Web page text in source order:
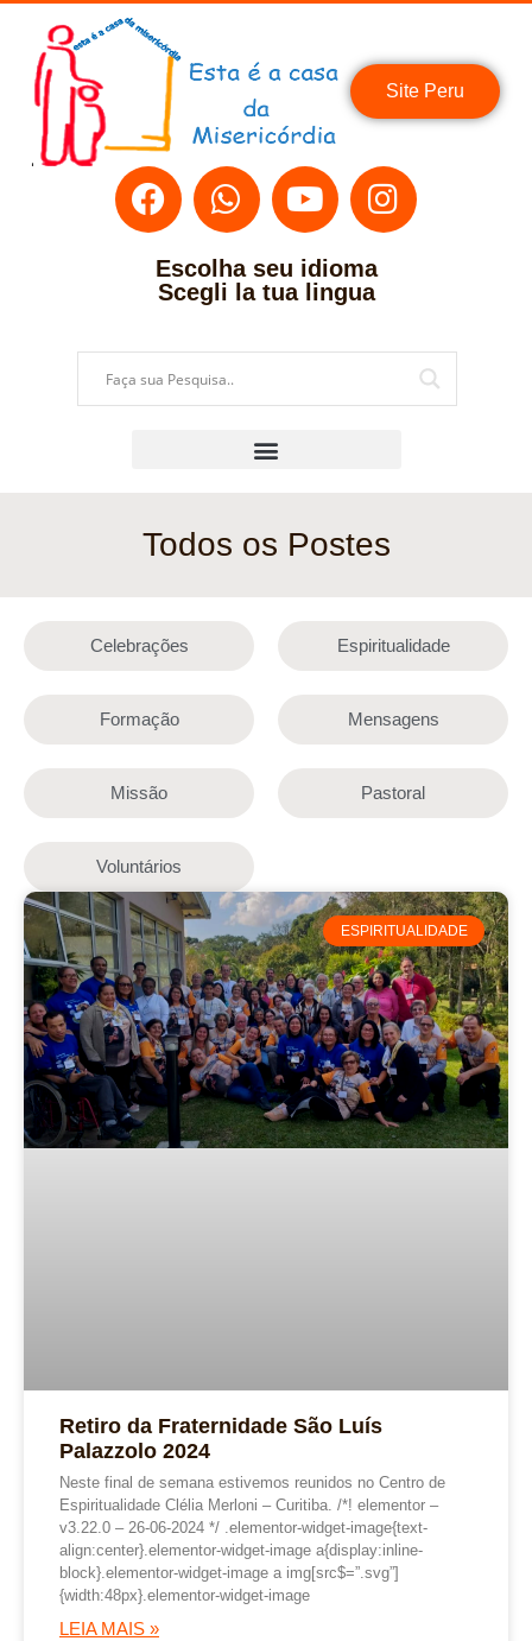
Site Peru
Escolha seu idioma
Scegli la tua lingua
Todos os Postes
Celebrações Espiritualidade
Formação Mensagens
Missão Pastoral
Voluntários
ESPIRITUALIDADE
Retiro da Fraternidade São Luís
Palazzolo 2024
Neste final de semana estivemos reunidos no Centro de
Espiritualidade Clélia Merloni – Curitiba. /*! elementor –
v3.22.0 – 26-06-2024 */ .elementor-widget-image{text-
align:center}.elementor-widget-image a{display:inline-
block}.elementor-widget-image a img[src$=”.svg”]
{width:48px}.elementor-widget-image
LEIA MAIS »